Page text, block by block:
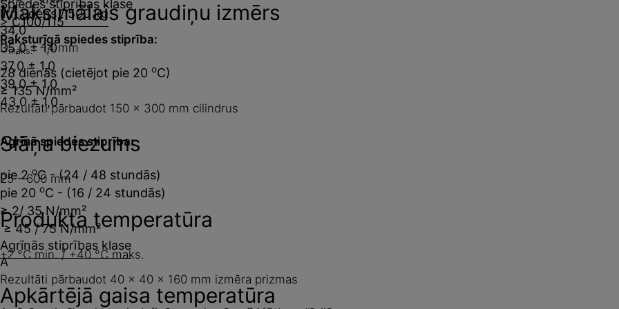
Maksimālais graudiņu izmērs
Dmaks.: ~4 mm
Spiedes stiprības klase
> C100/115
Raksturīgā spiedes stiprība:
28 dienās (cietējot pie 20 oC)
≥ 135 N/mm²
Rezultāti pārbaudot 150 x 300 mm cilindrus
Agrīnā spiedes stiprība:
pie 2oC - (24 / 48 stundās)
pie 20 oC - (16 / 24 stundās)
≥ 2/ 35 N/mm²
≥ 45 / 75 N/mm²
Agrīnās stiprības klase
A
Rezultāti pārbaudot 40 x 40 x 160 mm izmēra prizmas
litri ūdens / 500 kg
34,0
35,0 ± 1,0
37,0 ± 1,0
39,0 ± 1,0
43,0 ± 1,0
Slāņa biezums
25 - 600 mm
Produkta temperatūra
+2 °C min. / +40 °C maks.
Apkārtējā gaisa temperatūra